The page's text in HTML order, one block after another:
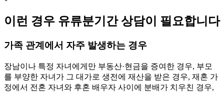
이런 경우 유류분기간 상담이 필요합니다
가족 관계에서 자주 발생하는 경우
장남이나 특정 자녀에게만 부동산·현금을 증여한 경우, 부모
를 부양한 자녀가 그 대가로 생전에 재산을 받은 경우, 재혼 가
정에서 전혼 자녀와 후혼 배우자 사이에 분배가 치우친 경우,